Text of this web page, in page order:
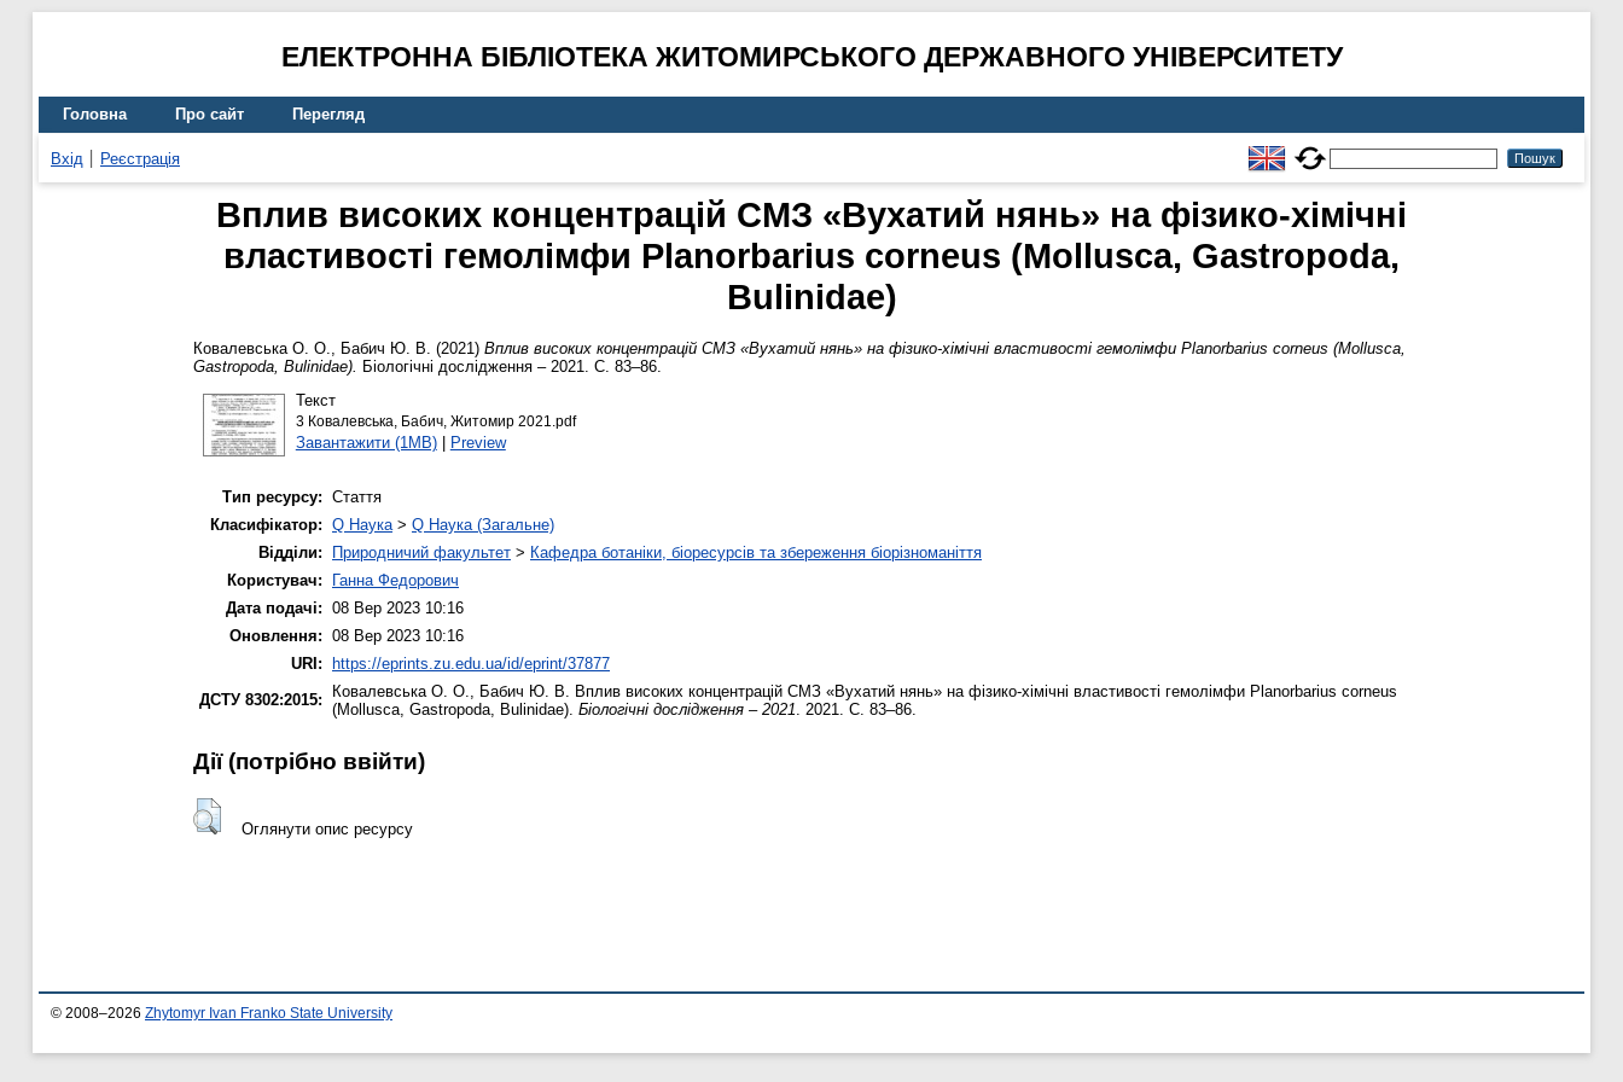
ЕЛЕКТРОННА БІБЛІОТЕКА ЖИТОМИРСЬКОГО ДЕРЖАВНОГО УНІВЕРСИТЕТУ
Головна Про сайт Перегляд
Вхід Реєстрація
Вплив високих концентрацій СМЗ «Вухатий нянь» на фізико-хімічні
властивості гемолімфи Planorbarius corneus (Mollusca, Gastropoda,
Bulinidae)
Ковалевська О. О., Бабич Ю. В. (2021) Вплив високих концентрацій СМЗ «Вухатий нянь» на фізико-хімічні властивості гемолімфи Planorbarius corneus (Mollusca,
Gastropoda, Bulinidae). Біологічні дослідження – 2021. С. 83–86.
Текст
3 Ковалевська, Бабич, Житомир 2021.pdf
Завантажити (1MB)| Preview
Тип ресурсу: Стаття
Класифікатор: Q Наука> Q Наука (Загальне)
Відділи:
Природничий факультет > Кафедра ботаніки, біоресурсів та збереження біорізноманіття
Користувач:
Ганна Федорович
Дата подачі: 08 Вер 2023 10:16
Оновлення: 08 Вер 2023 10:16
URI:
https://eprints.zu.edu.ua/id/eprint/37877
ДСТУ 8302:2015:
Ковалевська О. О., Бабич Ю. В. Вплив високих концентрацій СМЗ «Вухатий нянь» на фізико-хімічні властивості гемолімфи Planorbarius corneus
(Mollusca, Gastropoda, Bulinidae). Біологічні дослідження – 2021. 2021. С. 83–86.
Дії ​​(потрібно ввійти)
Оглянути опис ресурсу
© 2008–2026 Zhytomyr Ivan Franko State University